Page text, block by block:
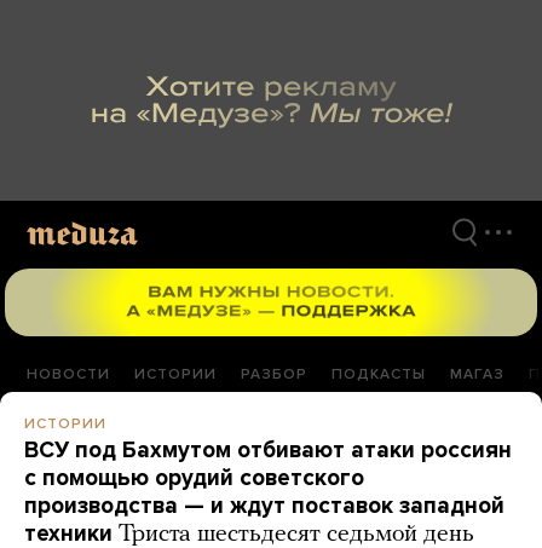
НОВОСТИ ИСТОРИИ РАЗБОР ПОДКАСТЫ МАГАЗ
ИСТОРИИ
ВСУ под Бахмутом отбивают атаки россиян
с помощью орудий советского
производства — и ждут поставок западной
техники Триста шестьдесят седьмой день